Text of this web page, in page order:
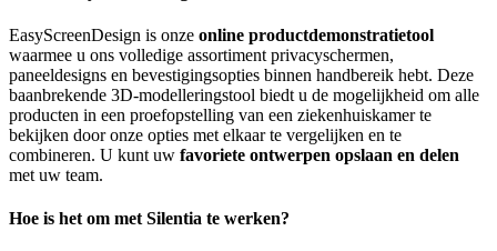
EasyScreenDesign is onze online productdemonstratietool
waarmee u ons volledige assortiment privacyschermen,
paneeldesigns en bevestigingsopties binnen handbereik hebt. Deze
baanbrekende 3D-modelleringstool biedt u de mogelijkheid om alle
producten in een proefopstelling van een ziekenhuiskamer te
bekijken door onze opties met elkaar te vergelijken en te
combineren. U kunt uw favoriete ontwerpen opslaan en delen
met uw team.
Hoe is het om met Silentia te werken?